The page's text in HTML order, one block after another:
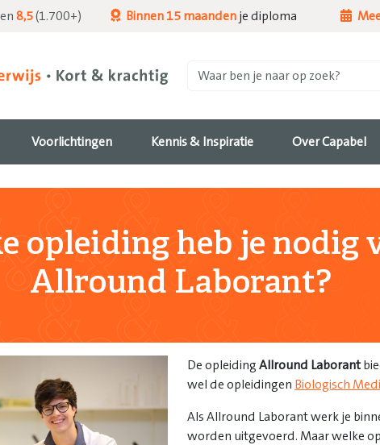
Waar ben je naar op zoek?
Voorlichtingen Kennis & Inspiratie Over Capabel
8,5(1.700+) Binnen 15 maanden je diploma
opleiding heb je nodig
Allround Laborant?
De opleiding Allround Laborant
wel de opleidingen Biologisch
Als Allround Laborant werk je
worden uitgevoerd. Maar welke